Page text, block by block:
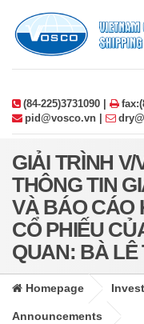
(84-225)3731090 |
pid@vosco.vn |
GIẢI TRÌNH
THÔNG TIN
VÀ BÁO CÁO
CỔ PHIẾU
QUAN: BÀ LÊ
Homepage
Announcements